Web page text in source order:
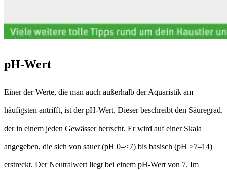
pH-Wert
Einer der Werte, die man auch außerhalb der Aquaristik am
häufigsten antrifft, ist der pH-Wert. Dieser beschreibt den Säuregrad,
der in einem jeden Gewässer herrscht. Er wird auf einer Skala
angegeben, die sich von sauer (pH 0–<7) bis basisch (pH >7–14)
erstreckt. Der Neutralwert liegt bei einem pH-Wert von 7. Im